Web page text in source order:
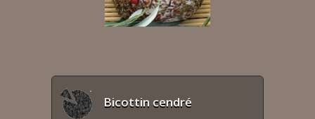
Bicottin cendré